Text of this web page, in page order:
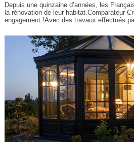
Depuis une quinzaine d’années, les
la rénovation de leur habitat.Comparateur
engagement !Avec des travaux effectués